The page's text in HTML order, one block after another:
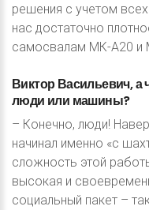
решения с учетом
нас достаточно
самосвалам МК-А20 и
Виктор Васильевич,а
люди или машины?
– Конечно, люди!
начинал именно «с
сложность этой
высокая и
социальный пакет –